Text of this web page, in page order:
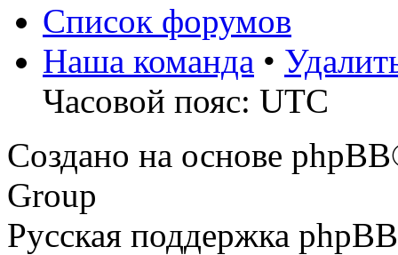
Список форумов
Наша команда •
Часовой пояс: UTC
Создано на основе
Group
Русская поддержка phpBB